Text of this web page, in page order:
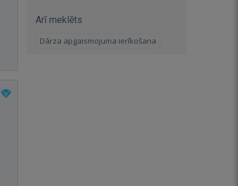
Arī meklēts
Dārza apgaismojuma ierīkošana